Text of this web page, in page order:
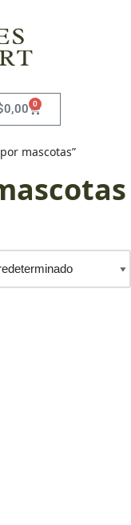
0,00 0
mascotas”